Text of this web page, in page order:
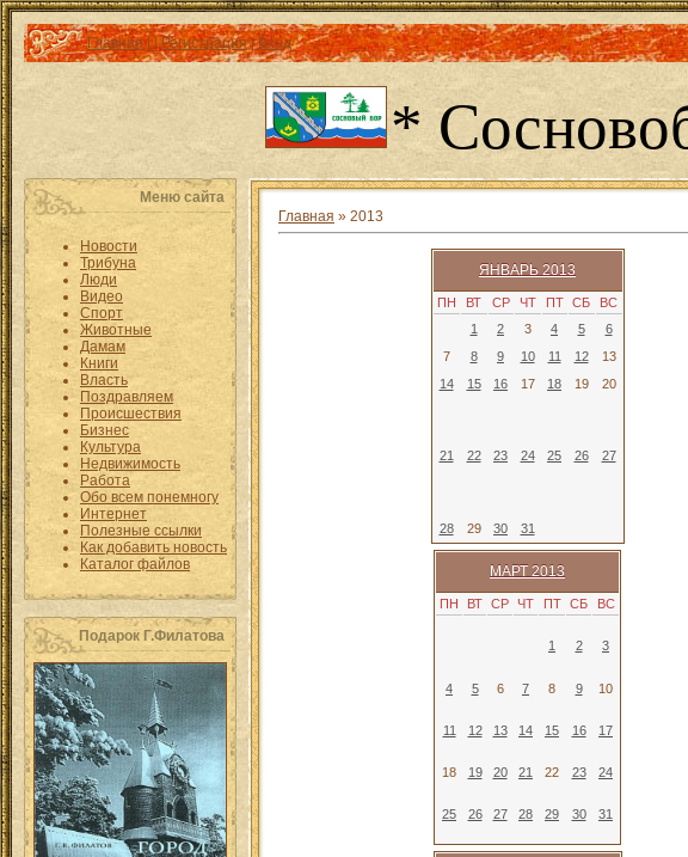
Главная||Регистрация|Вход
*
Меню сайта
Новости
Трибуна
Люди
Видео
Спорт
Животные
Дамам
Книги
Власть
Поздравляем
Происшествия
Бизнес
Культура
Недвижимость
Работа
Обо всем понемногу
Интернет
Полезные ссылки
Как добавить новость
Каталог файлов
Подарок Г.Филатова
Главная » 2013
ЯНВАРЬ 2013
ПН ВТ СР ЧТ ПТ СБ
ВС
1
2 3 4 5
6
7
8 9 10 11 12
13
14
15 16 17 18 19 20
21 22 23 24 25 26 27
28 29 30 31
МАРТ 2013
ПН ВТ СР ЧТ ПТ СБ ВС
1 2 3
4 5 6 7 8 9 10
11 12 13 14 15 16 17
18 19 20 21 22 23 24
25 26 27 28 29 30 31